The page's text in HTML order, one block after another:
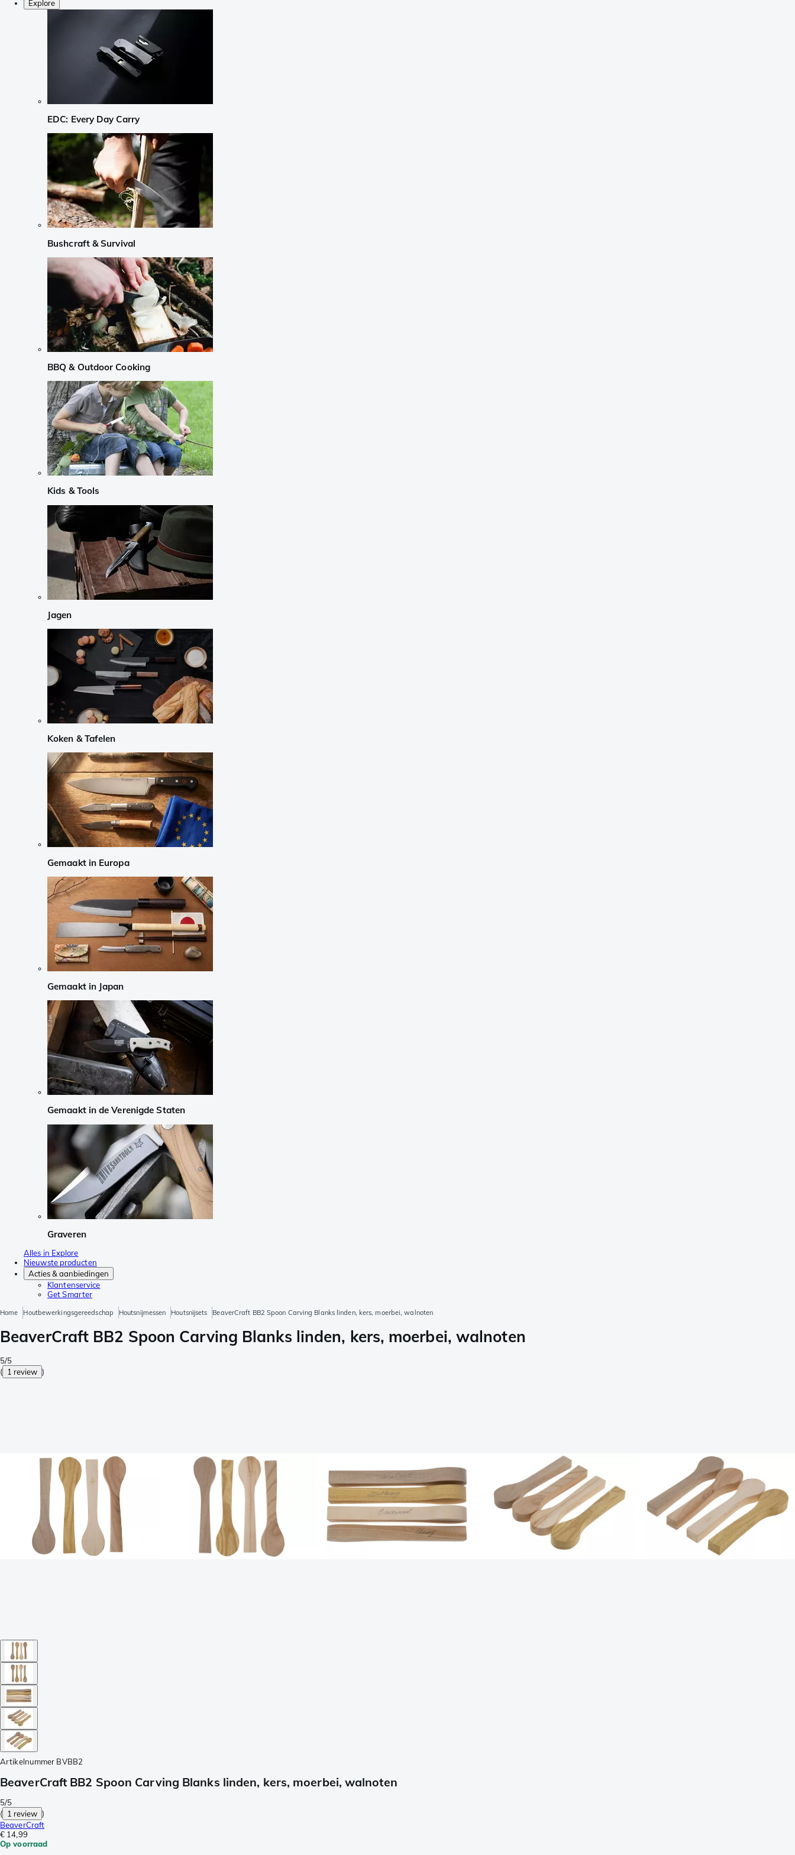
Explore
EDC: Every Day Carry
Bushcraft & Survival
BBQ & Outdoor Cooking
Kids & Tools
Jagen
Koken & Tafelen
Gemaakt in Europa
Gemaakt in Japan
Gemaakt in de Verenigde Staten
Graveren
Alles in Explore
Nieuwste producten
Acties & aanbiedingen
Klantenservice
Get Smarter
Home Houtbewerkingsgereedschap Houtsnijmessen Houtsnijsets BeaverCraft BB2 Spoon Carving Blanks linden, kers, moerbei, walnoten
BeaverCraft BB2 Spoon Carving Blanks linden, kers, moerbei, walnoten
5/5
( 1 review )
Artikelnummer BVBB2
BeaverCraft BB2 Spoon Carving Blanks linden, kers, moerbei, walnoten
5/5
( 1 review )
BeaverCraft
€ 14,99
Op voorraad